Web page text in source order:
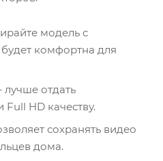
модель с
комфортна для
лучше отдать
HD качеству.
сохранять видео
дома.